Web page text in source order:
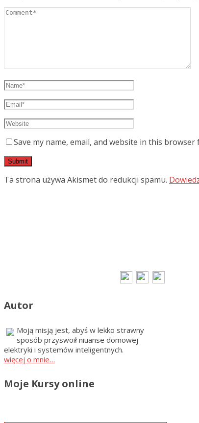
Save my name, email, and website in this
Ta strona używa Akismet do redukcji spamu.
Autor
Moją misją jest, abyś w lekko strawny
sposób przyswoił niuanse domowej
elektryki i systemów inteligentnych.
więcej o mnie…
Moje Kursy online